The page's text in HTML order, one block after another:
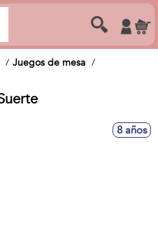
Juegos de mesa
8 años